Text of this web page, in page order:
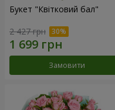
Букет "Квітковий бал"
2 427 грн
Замовити